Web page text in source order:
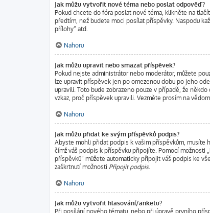
Jak můžu vytvořit nové téma nebo poslat odpověď?
Pokud chcete do fóra poslat nové téma, klikněte na
předtím, než budete moci posílat příspěvky. Naspodu
přílohy“ atd.
Nahoru
Jak můžu upravit nebo smazat příspěvek?
Pokud nejste administrátor nebo moderátor, můžete
lze upravit příspěvek jen po omezenou dobu po jeho
upravili. Toto bude zobrazeno pouze v případě, že
vzkaz, proč příspěvek upravili. Vezměte prosím na
Nahoru
Jak můžu přidat ke svým příspěvků podpis?
Abyste mohli přidat podpis k vašim příspěvkům, musíte
čímž váš podpis k příspěvku připojíte. Pomocí možnosti
příspěvků“ můžete automaticky připojit váš podpis ke
zaškrtnutí možnosti Připojit podpis.
Nahoru
Jak můžu vytvořit hlasování/anketu?
Při posílání nového tématu, nebo při úpravě prvního